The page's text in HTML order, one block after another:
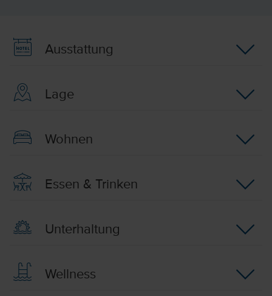
Ausstattung
Lage
Wohnen
Essen & Trinken
Unterhaltung
Wellness